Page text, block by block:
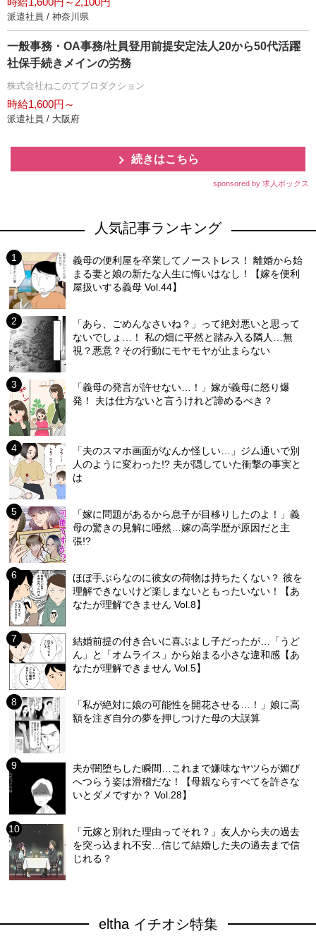
派遣社員 / 神奈川県
一般事務・OA事務/社員登用前提安定法人20から50代活躍
社保手続きメインの労務
株式会社ねこのてプロダクション
時給1,600円～
派遣社員 / 大阪府
続きはこちら
sponsored by 求人ボックス
人気記事ランキング
義母の便利屋を卒業してノーストレス！ 離婚から始
まる妻と娘の新たな人生に悔いはなし！【嫁を便利
屋扱いする義母 Vol.44】
「あら、ごめんなさいね？」って絶対悪いと思って
ないでしょ…！ 私の畑に平然と踏み入る隣人…無
視？悪意？その行動にモヤモヤが止まらない
「義母の発言が許せない…！」嫁が義母に怒り爆
発！ 夫は仕方ないと言うけれど諦めるべき？
「夫のスマホ画面がなんか怪しい…」ジム通いで別
人のように変わった!? 夫が隠していた衝撃の事実と
は
「嫁に問題があるから息子が目移りしたのよ！」義
母の驚きの見解に唖然…嫁の高学歴が原因だと主
張!?
ほぼ手ぶらなのに彼女の荷物は持ちたくない？ 彼を
理解できないけど楽しまないともったいない！【あ
なたが理解できません Vol.8】
結婚前提の付き合いに喜ぶよし子だったが…「うど
ん」と「オムライス」から始まる小さな違和感【あ
なたが理解できません Vol.5】
「私が絶対に娘の可能性を開花させる…！」娘に高
額を注ぎ自分の夢を押しつけた母の大誤算
夫が闇堕ちした瞬間…これまで嫌味なヤツらが媚び
へつらう姿は滑稽だな！【母親ならすべてを許さな
いとダメですか？ Vol.28】
「元嫁と別れた理由ってそれ？」友人から夫の過去
を突っ込まれ不安…信じて結婚した夫の過去まで信
じれる？
eltha イチオシ特集